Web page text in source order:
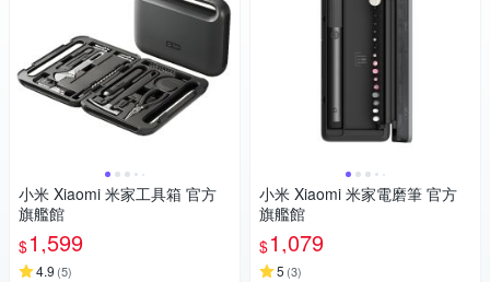
小米 Xiaomi 米家工具箱 官方
旗艦館
$1,599
4.9 (5)
小米 Xiaomi 米家電磨筆 官方
旗艦館
$1,079
5 (3)